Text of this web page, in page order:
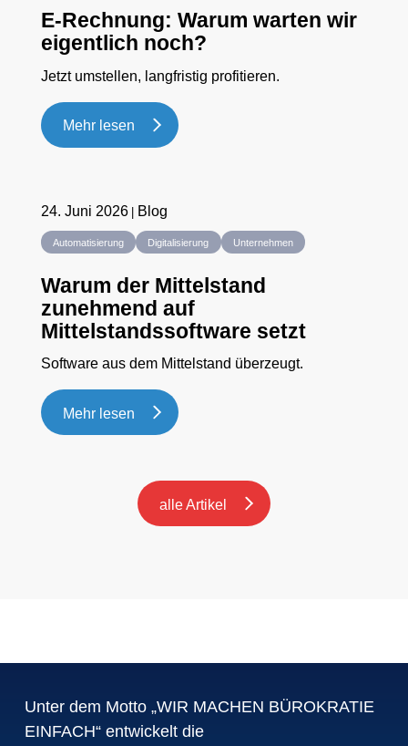
E-Rechnung: Warum warten wir
eigentlich noch?
Jetzt umstellen, langfristig profitieren.
Mehr lesen
24. Juni 2026 Blog
Automatisierung Digitalisierung Unternehmen
Warum der Mittelstand
zunehmend auf
Mittelstandssoftware setzt
Software aus dem Mittelstand überzeugt.
Mehr lesen
alle Artikel
Unter dem Motto „WIR MACHEN BÜROKRATIE
EINFACH“ entwickelt die